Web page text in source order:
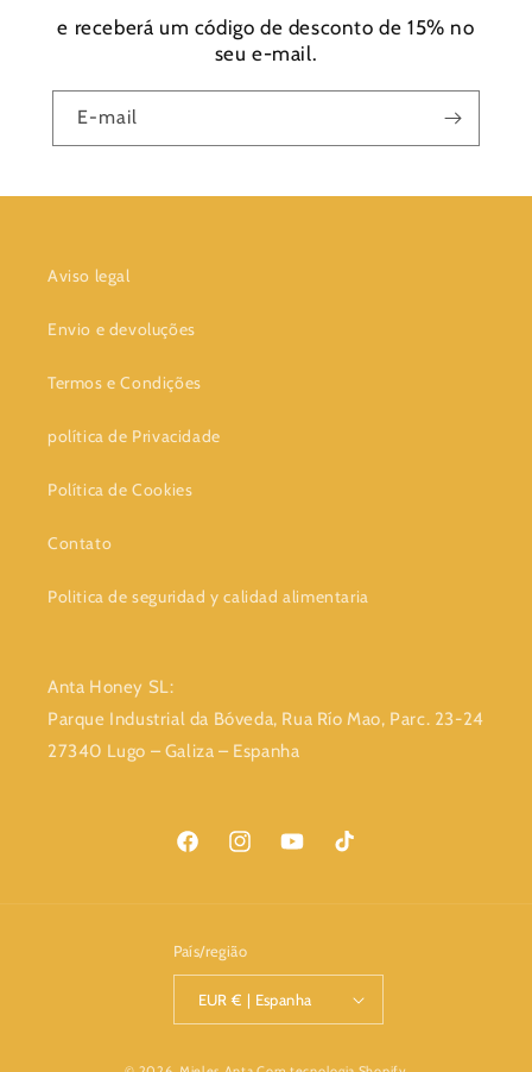
e receberá um código de desconto de 15% no
seu e-mail.
E-mail
Aviso legal
Envio e devoluções
Termos e Condições
política de Privacidade
Política de Cookies
Contato
Politica de seguridad y calidad alimentaria
Anta Honey SL:
Parque Industrial da Bóveda, Rua Río Mao, Parc. 23-24
27340 Lugo – Galiza – Espanha
FacebookInstagramYouTubeTikTok
País/região
EUR € | Espanha